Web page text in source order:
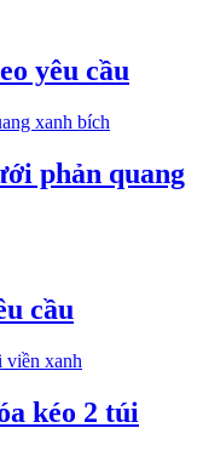
yêu cầu
phản quang
cầu
kéo 2 túi